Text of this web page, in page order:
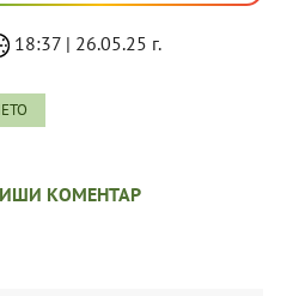
18:37 | 26.05.25 г.
КОМЕНТАР